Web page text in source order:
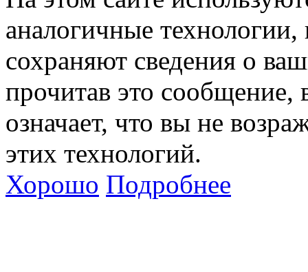
аналогичные технологии,
сохраняют сведения о
прочитав это сообщение,
означает, что вы не
этих технологий.
Хорошо Подробнее